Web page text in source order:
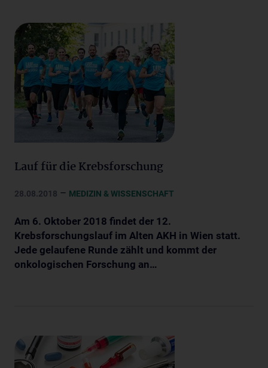
Lauf für die Krebsforschung
28.08.2018 – MEDIZIN & WISSENSCHAFT
Am 6. Oktober 2018 findet der 12.
Krebsforschungslauf im Alten AKH in Wien statt.
Jede gelaufene Runde zählt und kommt der
onkologischen Forschung an…